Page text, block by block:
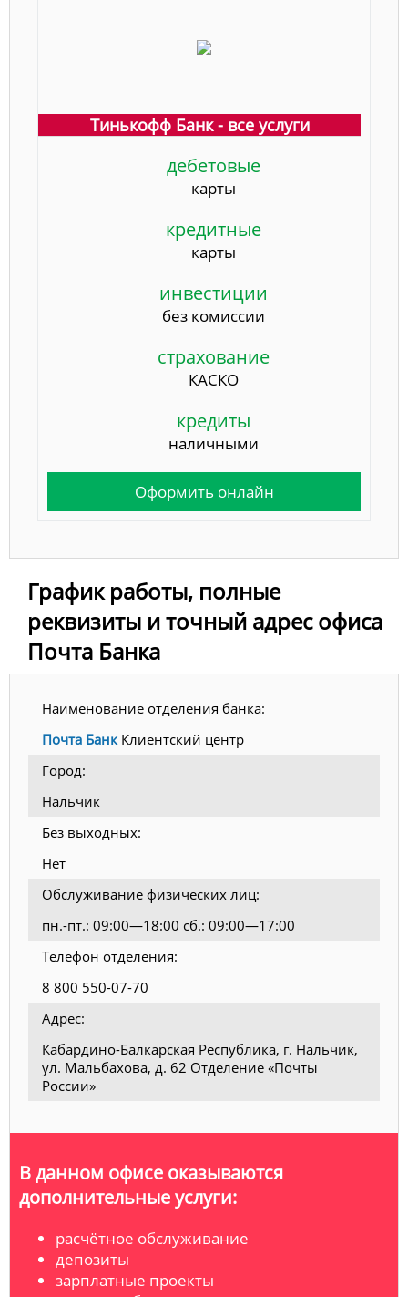
Тинькофф Банк - все услуги
дебетовые
карты
кредитные
карты
инвестиции
без комиссии
страхование
КАСКО
кредиты
наличными
Оформить онлайн
График работы, полные
реквизиты и точный адрес офиса
Почта Банка
Наименование отделения банка:
Почта БанкКлиентский центр
Город:
Нальчик
Без выходных:
Нет
Обслуживание физических лиц:
пн.-пт.: 09:00—18:00 сб.: 09:00—17:00
Телефон отделения:
8 800 550-07-70
Адрес:
Кабардино-Балкарская Республика, г. Нальчик,
ул. Мальбахова, д. 62 Отделение «Почты
России»
В данном офисе оказываются
дополнительные услуги:
расчётное обслуживание
депозиты
зарплатные проекты